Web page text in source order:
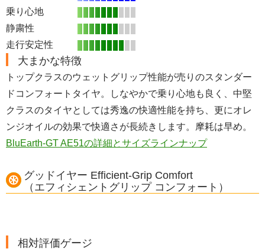
乗り心地
静粛性
走行安定性
大まかな特徴
トップクラスのウェットグリップ性能が売りのスタンダー
ドコンフォートタイヤ。しなやかで乗り心地も良く、中堅
クラスのタイヤとしては秀逸の快適性能を持ち、更にオレ
ンジオイルの効果で快適さが長続きします。摩耗は早め。
BluEarth-GT AE51の詳細とサイズラインナップ
グッドイヤー Efficient-Grip Comfort
（エフィシェントグリップ コンフォート）
相対評価ゲージ